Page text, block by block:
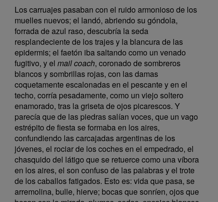
Los carruajes pasaban con el ruido armonioso de los
muelles nuevos; el landó, abriendo su góndola,
forrada de azul raso, descubría la seda
resplandeciente de los trajes y la blancura de las
epidermis; el faetón iba saltando como un venado
fugitivo, y el mail coach, coronado de sombreros
blancos y sombrillas rojas, con las damas
coquetamente escalonadas en el pescante y en el
techo, corría pesadamente, como un viejo soltero
enamorado, tras la griseta de ojos picarescos. Y
parecía que de las piedras salían voces, que un vago
estrépito de fiesta se formaba en los aires,
confundiendo las carcajadas argentinas de los
jóvenes, el rociar de los coches en el empedrado, el
chasquido del látigo que se retuerce como una víbora
en los aires, el son confuso de las palabras y el trote
de los caballos fatigados. Esto es: vida que pasa, se
arremolina, bulle, hierve; bocas que sonríen, ojos que